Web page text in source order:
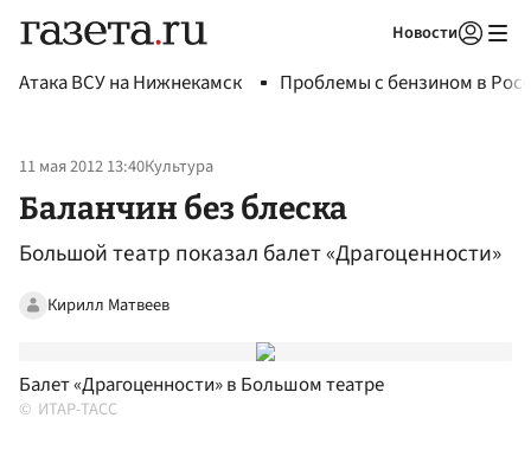
Новости
Атака ВСУ на Нижнекамск Проблемы с бензином в
11 мая 2012 13:40Культура
Баланчин без блеска
Большой театр показал балет «Драгоценности»
Кирилл Матвеев
Балет «Драгоценности» в Большом театре
ИТАР-ТАСС